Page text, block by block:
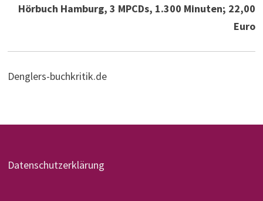
Hörbuch Hamburg, 3 MPCDs, 1.300 Minuten; 22,00
Euro
Denglers-buchkritik.de
Datenschutzerklärung